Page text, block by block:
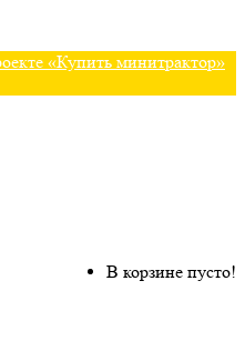
«Купить минитрактор»
В корзине пусто!